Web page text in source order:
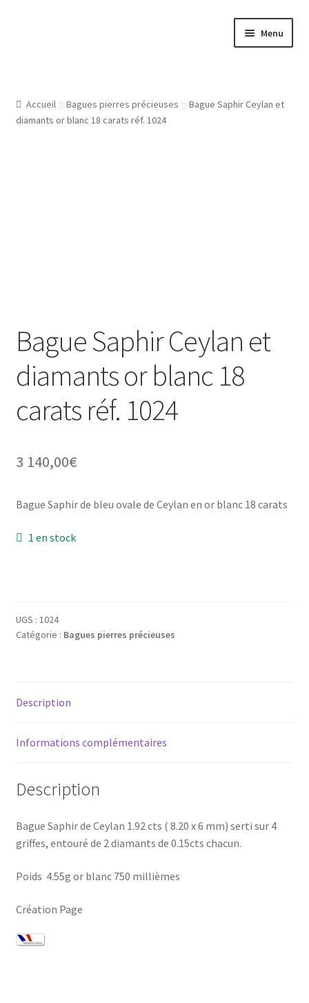
Menu
Atelier
New products
Wishlist
Accueil Bagues pierres précieuses
Bague Saphir Ceylan et
diamants or blanc 18 carats réf. 1024
Bague Saphir Ceylan et
diamants or blanc 18
carats réf. 1024
3 140,00€
Bague Saphir de bleu ovale de Ceylan en or blanc 18 carats
1 en stock
UGS : 1024
Catégorie : Bagues pierres précieuses
Description
Informations complémentaires
Description
Bague Saphir de Ceylan 1.92 cts ( 8.20 x 6 mm) serti sur 4
griffes, entouré de 2 diamants de 0.15cts chacun.
Poids 4.55g or blanc 750 millièmes
Création Page